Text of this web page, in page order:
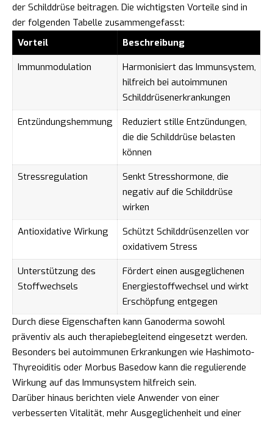
der Schilddrüse beitragen. Die wichtigsten Vorteile sind in
der folgenden Tabelle zusammengefasst:
Vorteil
Beschreibung
Immunmodulation
Harmonisiert das Immunsystem,
hilfreich bei autoimmunen
Schilddrüsenerkrankungen
Entzündungshemmung
Reduziert stille Entzündungen,
die die Schilddrüse belasten
können
Stressregulation
Senkt Stresshormone, die
negativ auf die Schilddrüse
wirken
Antioxidative Wirkung
Schützt Schilddrüsenzellen vor
oxidativem Stress
Unterstützung des
Stoffwechsels
Fördert einen ausgeglichenen
Energiestoffwechsel und wirkt
Erschöpfung entgegen
Durch diese Eigenschaften kann Ganoderma sowohl
präventiv als auch therapiebegleitend eingesetzt werden.
Besonders bei autoimmunen Erkrankungen wie Hashimoto-
Thyreoiditis oder Morbus Basedow kann die regulierende
Wirkung auf das Immunsystem hilfreich sein.
Darüber hinaus berichten viele Anwender von einer
verbesserten Vitalität, mehr Ausgeglichenheit und einer